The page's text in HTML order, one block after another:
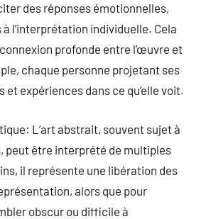
des réponses émotionnelles,
l’interprétation individuelle. Cela
profonde entre l’œuvre et
chaque personne projetant ses
expériences dans ce qu’elle voit.
L’art abstrait, souvent sujet à
peut être interprété de multiples
il représente une libération des
alors que pour
obscur ou difficile à